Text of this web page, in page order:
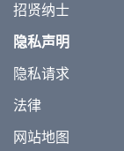
招贤纳士
隐私声明
隐私请求
法律
网站地图